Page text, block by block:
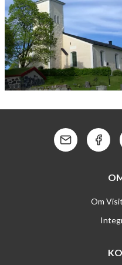
Kontakt: Mail
Om